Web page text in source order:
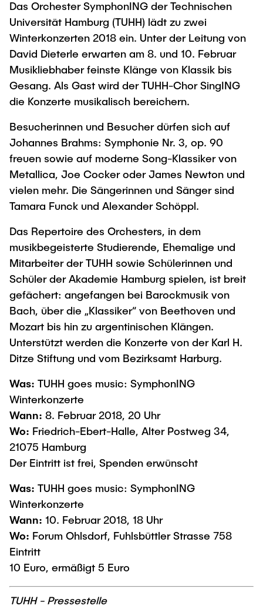
Newsroom
Pressemitteilungen
Flyer und Broschüren
Magazin spektrum
Veranstaltungen
Arbeiten an der TU Hamburg
Stellenausschreibungen
Berufsausbildung und Praktika
Berufungen
Neue Mitarbeitende
Intern
Beratung und Kontakt
Neu an der TUHH
Rund ums Studium
Studienorganisation
AI in Education
Für Absolventinnen und Absolventen
Alumni
Berufseinstieg - Career Center
Graduiertenakademie
Wissenschaftliche Weiterbildung
Lehre und Lernen
Best Practices Lehre
Hochschuldidaktik - ZLL
LearnING Center
Lehre im europäischen Verbund (ECIU)
WorkINGLab / Makerspace
UNU HUB "Engineering to Face Climate
Change"
Forschungsförderung
Early Career Researchers
Gute Wissenschaftliche Praxis
Future Lectures
Team
Neues aus der Forschung &
Transfer
Interdisziplinärer Workshop des FSP
„Biobasierte Prozesse und
Reaktortechnologien“
Studiengänge
Forschung und Institute
News
Studiengänge
Forschung und Institute
Management-Wissenschaften und Technologie
Studiengänge
Forschung und Institute
Maschinenbau
Studiengänge
Forschung und Institute
Studienbereich FIT
Institute im Überblick
Austauschstudium
Intercultural Hub
(Gast)Wissenschaftler*innen
Partnerships and Strategy
Eine Partnerschaft vereinbaren
ECIU University
Contacts & International Team
Das Orchester SymphonING der Technischen
Universität Hamburg (TUHH) lädt zu zwei
Winterkonzerten 2018 ein. Unter der Leitung von
David Dieterle erwarten am 8. und 10. Februar
Musikliebhaber feinste Klänge von Klassik bis
Gesang. Als Gast wird der TUHH-Chor SingING
die Konzerte musikalisch bereichern.
Besucherinnen und Besucher dürfen sich auf
Johannes Brahms: Symphonie Nr. 3, op. 90
freuen sowie auf moderne Song-Klassiker von
Metallica, Joe Cocker oder James Newton und
vielen mehr. Die Sängerinnen und Sänger sind
Tamara Funck und Alexander Schöppl.
Das Repertoire des Orchesters, in dem
musikbegeisterte Studierende, Ehemalige und
Mitarbeiter der TUHH sowie Schülerinnen und
Schüler der Akademie Hamburg spielen, ist breit
gefächert: angefangen bei Barockmusik von
Bach, über die „Klassiker“ von Beethoven und
Mozart bis hin zu argentinischen Klängen.
Unterstützt werden die Konzerte von der Karl H.
Ditze Stiftung und vom Bezirksamt Harburg.
Was: TUHH goes music: SymphonING
Winterkonzerte
Wann: 8. Februar 2018, 20 Uhr
Wo: Friedrich-Ebert-Halle, Alter Postweg 34,
21075 Hamburg
Der Eintritt ist frei, Spenden erwünscht
Was: TUHH goes music: SymphonING
Winterkonzerte
Wann: 10. Februar 2018, 18 Uhr
Wo: Forum Ohlsdorf, Fuhlsbüttler Strasse 758
Eintritt
10 Euro, ermäßigt 5 Euro
TUHH - Pressestelle